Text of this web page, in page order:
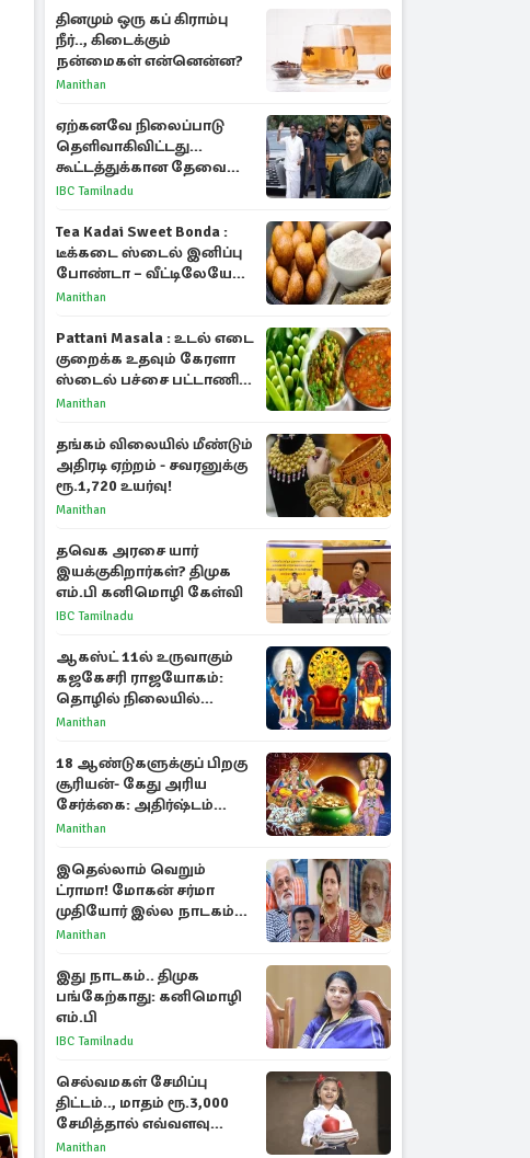
தினமும் ஒரு கப் கிராம்பு
நீர்.., கிடைக்கும்
நன்மைகள் என்னென்ன?
Manithan
ஏற்கனவே நிலைப்பாடு
தெளிவாகிவிட்டது...
கூட்டத்துக்கான தேவை
என்ன? - கனிமொழி
IBC Tamilnadu
Tea Kadai Sweet Bonda :
டீக்கடை ஸ்டைல் இனிப்பு
போண்டா – வீட்டிலேயே
செய்வது எப்படி?
Manithan
Pattani Masala : உடல் எடை
குறைக்க உதவும் கேரளா
ஸ்டைல் பச்சை பட்டாணி
கிரேவி
Manithan
தங்கம் விலையில் மீண்டும்
அதிரடி ஏற்றம் - சவரனுக்கு
ரூ.1,720 உயர்வு!
Manithan
தவெக அரசை யார்
இயக்குகிறார்கள்? திமுக
எம்.பி கனிமொழி கேள்வி
IBC Tamilnadu
ஆகஸ்ட் 11ல் உருவாகும்
கஜகேசரி ராஜயோகம்:
தொழில் நிலையில்
அதிர்ஷ்டம் பெறும் 3
Manithan
18 ஆண்டுகளுக்குப் பிறகு
சூரியன்- கேது அரிய
சேர்க்கை: அதிர்ஷ்டம்
பெறும் 3 ராசிகள்!
Manithan
இதெல்லாம் வெறும்
ட்ராமா! மோகன் சர்மா
முதியோர் இல்ல நாடகம்
குறித்து குட்டி பத்மினி
Manithan
இது நாடகம்.. திமுக
பங்கேற்காது: கனிமொழி
எம்.பி
IBC Tamilnadu
செல்வமகள் சேமிப்பு
திட்டம்.., மாதம் ரூ.3,000
சேமித்தால் எவ்வளவு
கிடைக்கும்?
Manithan